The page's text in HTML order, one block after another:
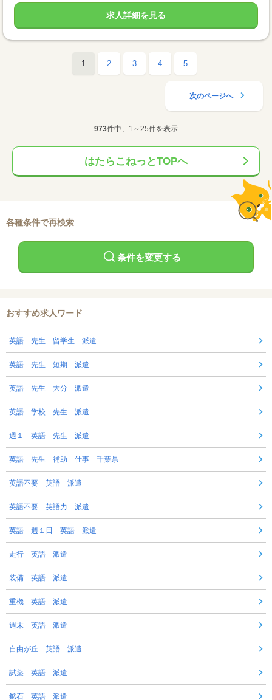
求人詳細を見る
1 2 3 4 5
次のページへ
973件中、1～25件を表示
はたらこねっとTOPへ
各種条件で再検索
条件を変更する
おすすめ求人ワード
英語 先生 留学生 派遣
英語 先生 短期 派遣
英語 先生 大分 派遣
英語 学校 先生 派遣
週１ 英語 先生 派遣
英語 先生 補助 仕事 千葉県
英語不要 英語 派遣
英語不要 英語力 派遣
英語 週１日 英語 派遣
走行 英語 派遣
装備 英語 派遣
重機 英語 派遣
週末 英語 派遣
自由が丘 英語 派遣
試薬 英語 派遣
鉱石 英語 派遣